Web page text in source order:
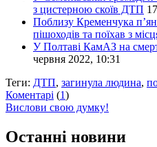
з цистерною скоїв ДТП
Поблизу Кременчука
пішоходів та поїхав з
У Полтаві КамАЗ на
червня 2022, 10:31
Теги: ДТП, загинула людина,
Коментарі (1)
Вислови свою думку!
Останні новини